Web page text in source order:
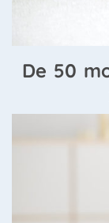
De 50